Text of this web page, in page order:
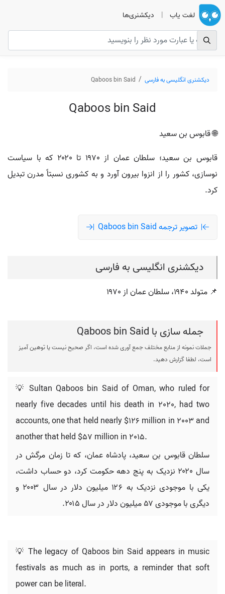
لغت یاب | دیکشنری‌ها
دیکشنری انگلیسی به فارسی Qaboos bin Said
Qaboos bin Said
🌐 قابوس بن سعید
قابوس بن سعید؛ سلطان عمان از ۱۹۷۰ تا ۲۰۲۰ که با سیاست
نوسازی، کشور را از انزوا بیرون آورد و به کشوری نسبتاً مدرن تبدیل
کرد.
تصویر ترجمه Qaboos bin Said
دیکشنری انگلیسی به فارسی
📌 متولد ۱۹۴۰، سلطان عمان از ۱۹۷۰
جمله سازی با Qaboos bin Said
جملات نمونه از منابع مختلف جمع آوری شده است، اگر صحیح نیست یا توهین آمیز
است، لطفا گزارش دهید.
💡 Sultan Qaboos bin Said of Oman, who ruled for
nearly five decades until his death in 2020, had two
accounts, one that held nearly $126 million in 2003 and
another that held $57 million in 2015.
سلطان قابوس بن سعید، پادشاه عمان، که تا زمان مرگش در
سال ۲۰۲۰ نزدیک به پنج دهه حکومت کرد، دو حساب داشت،
یکی با موجودی نزدیک به ۱۲۶ میلیون دلار در سال ۲۰۰۳ و
دیگری با موجودی ۵۷ میلیون دلار در سال ۲۰۱۵.
💡 The legacy of Qaboos bin Said appears in music
festivals as much as in ports, a reminder that soft
power can be literal.